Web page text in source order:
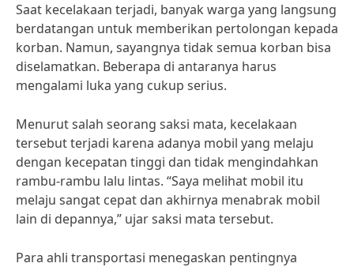
Saat kecelakaan terjadi, banyak warga yang langsung
berdatangan untuk memberikan pertolongan kepada
korban. Namun, sayangnya tidak semua korban bisa
diselamatkan. Beberapa di antaranya harus
mengalami luka yang cukup serius.
Menurut salah seorang saksi mata, kecelakaan
tersebut terjadi karena adanya mobil yang melaju
dengan kecepatan tinggi dan tidak mengindahkan
rambu-rambu lalu lintas. “Saya melihat mobil itu
melaju sangat cepat dan akhirnya menabrak mobil
lain di depannya,” ujar saksi mata tersebut.
Para ahli transportasi menegaskan pentingnya